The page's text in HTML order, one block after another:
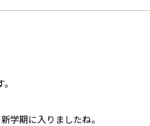
学期に入りましたね。